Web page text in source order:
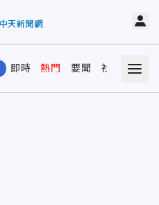
即時 熱門 要聞 社會 娛樂